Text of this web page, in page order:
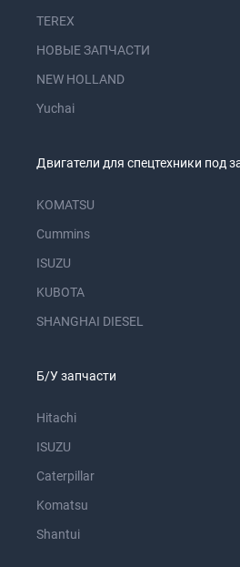
TEREX
НОВЫЕ ЗАПЧАСТИ
NEW HOLLAND
Yuchai
Двигатели для спецтехники под
KOMATSU
Cummins
ISUZU
KUBOTA
SHANGHAI DIESEL
Б/У запчасти
Hitachi
ISUZU
Caterpillar
Komatsu
Shantui